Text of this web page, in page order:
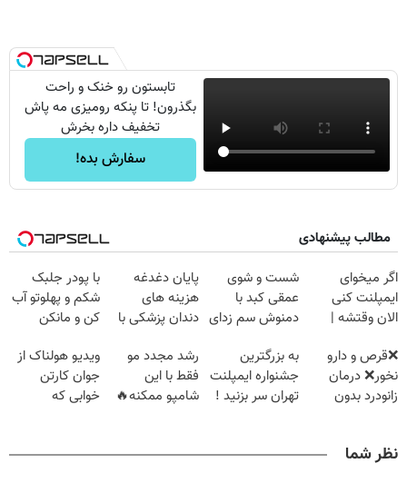
تابستون رو خنک و راحت
بگذرون! تا پنکه رومیزی مه پاش
تخفیف داره بخرش
سفارش بده!
مطالب پیشنهادی
اگر میخوای
ایمپلنت کنی
الان وقتشه |
میلیون تومان!!!
شست و شوی
عمقی کبد با
دمنوش سم زدای
پایان دغدغه
هزینه های
دندان پزشکی با
خانگی
با پودر جلبک
شکم و پهلوتو آب
کن و مانکن
امشب)
❌قرص‌ و دارو
نخور❌ درمان
زانودرد بدون
به بزرگترین
جشنواره ایمپلنت
تهران سر بزنید !
رشد مجدد مو
فقط با این
شامپو ممکنه🔥
ویدیو هولناک از
جوان کارتن
خوابی که
نظر شما